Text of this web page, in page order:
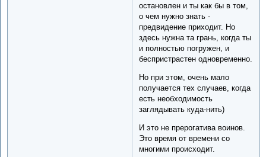
остановлен и ты как бы в том,
о чем нужно знать -
предвидение приходит. Но
здесь нужна та грань, когда ты
и полностью погружен, и
беспристрастен одновременно.
Но при этом, очень мало
получается тех случаев, когда
есть необходимость
заглядывать куда-нить)
И это не прерогатива воинов.
Это время от времени со
многими происходит.